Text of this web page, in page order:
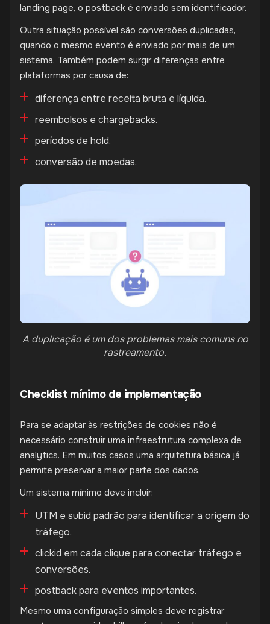
landing page, o postback é enviado sem identificador.
Outra situação possível são conversões duplicadas,
quando o mesmo evento é enviado por mais de um
sistema. Também podem surgir diferenças entre
plataformas por causa de:
diferença entre receita bruta e líquida.
reembolsos e chargebacks.
períodos de hold.
conversão de moedas.
A duplicação é um dos problemas mais comuns no
rastreamento.
Checklist mínimo de implementação
Para se adaptar às restrições de cookies não é
necessário construir uma infraestrutura complexa de
analytics. Em muitos casos uma arquitetura básica já
permite preservar a maior parte dos dados.
Um sistema mínimo deve incluir:
UTM e subid padrão para identificar a origem do
tráfego.
clickid em cada clique para conectar tráfego e
conversões.
postback para eventos importantes.
Mesmo uma configuração simples deve registrar